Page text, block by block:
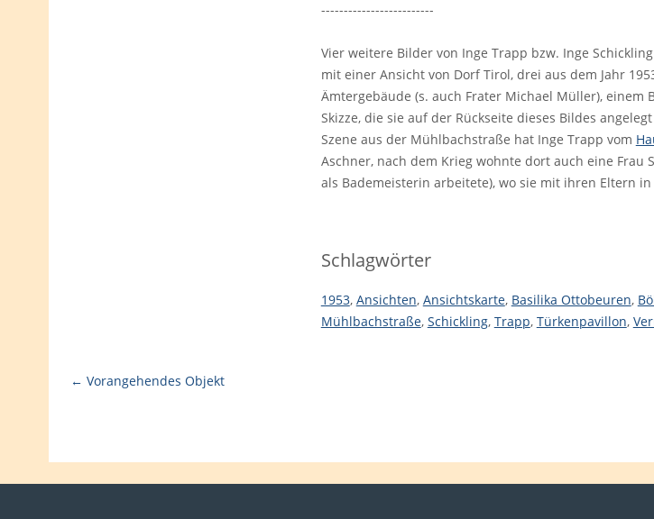
-------------------------
Vier weitere Bilder von Inge Trapp bzw. Inge
mit einer Ansicht von Dorf Tirol, drei aus dem Jahr
Ämtergebäude (s. auch Frater Michael Müller), einem
Skizze, die sie auf der Rückseite dieses Bildes
Szene aus der Mühlbachstraße hat Inge Trapp vom
Aschner, nach dem Krieg wohnte dort auch eine
als Bademeisterin arbeitete), wo sie mit ihren Eltern
Schlagwörter
1953, Ansichten, Ansichtskarte, Basilika Ottobeuren,
Mühlbachstraße, Schickling, Trapp, Türkenpavillon,
← Vorangehendes Objekt